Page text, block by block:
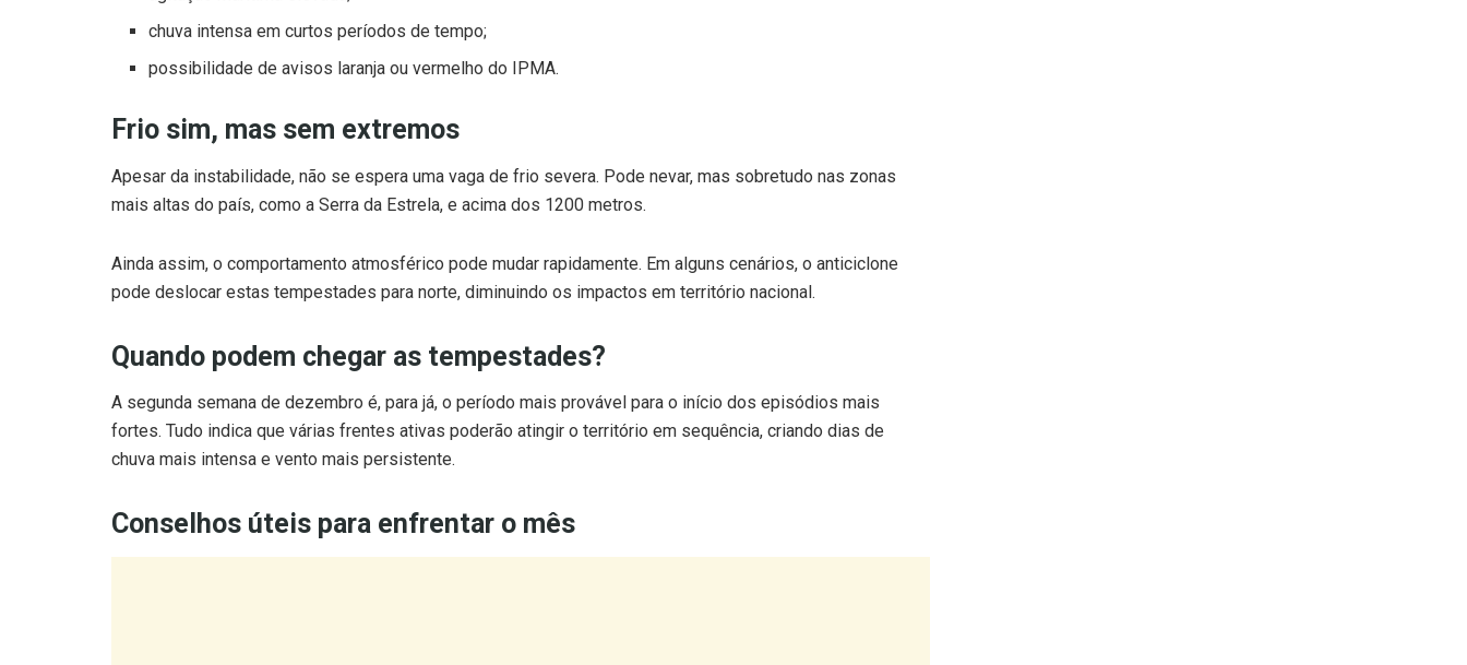
possibilidade de avisos laranja ou vermelho do IPMA.
Frio sim, mas sem extremos
Apesar da instabilidade, não se espera uma vaga de frio severa. Pode nevar, mas sobretudo nas zonas
Ainda assim, o comportamento atmosférico pode mudar rapidamente. Em alguns cenários, o anticiclone
Quando podem chegar as tempestades?
A segunda semana de dezembro é, para já, o período mais provável para o início dos episódios mais
chuva mais intensa e vento mais persistente.